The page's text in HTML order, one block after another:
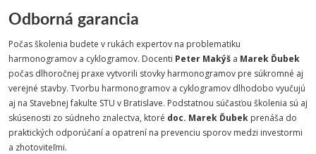
Odborná garancia
Počas školenia budete v rukách expertov na problematiku
harmonogramov a cyklogramov. Docenti Peter Makýš a Marek Ďubek
počas dlhoročnej praxe vytvorili stovky harmonogramov pre súkromné aj
verejné stavby. Tvorbu harmonogramov a cyklogramov dlhodobo vyučujú
aj na Stavebnej fakulte STU v Bratislave. Podstatnou súčasťou školenia sú aj
skúsenosti zo súdneho znalectva, ktoré doc. Marek Ďubek prenáša do
praktických odporúčaní a opatrení na prevenciu sporov medzi investormi
a zhotoviteľmi.